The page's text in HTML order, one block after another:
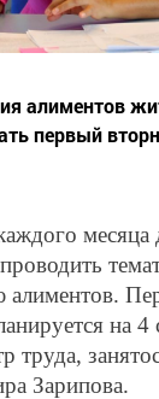
алиментов
первый
месяца
алиментов.
на 4
труда,
Зарипова.